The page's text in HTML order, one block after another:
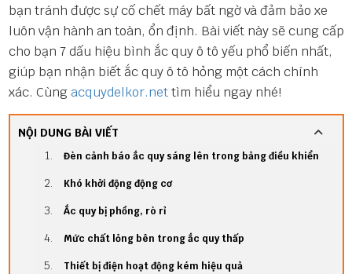
bạn tránh được sự cố chết máy bất ngờ và đảm bảo xe
luôn vận hành an toàn, ổn định. Bài viết này sẽ cung cấp
cho bạn 7 dấu hiệu bình ắc quy ô tô yếu phổ biến nhất,
giúp bạn nhận biết ắc quy ô tô hỏng một cách chính
xác. Cùngacquydelkor.nettìm hiểu ngay nhé!
NỘI DUNG BÀI VIẾT
Đèn cảnh báo ắc quy sáng lên trong bảng điều khiển
Khó khởi động động cơ
Ắc quy bị phồng, rò rỉ
Mức chất lỏng bên trong ắc quy thấp
Thiết bị điện hoạt động kém hiệu quả